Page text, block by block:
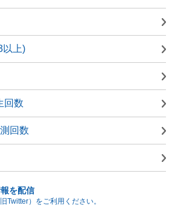
以上)
回数
回数
を配信
Twitter）をご利用ください。